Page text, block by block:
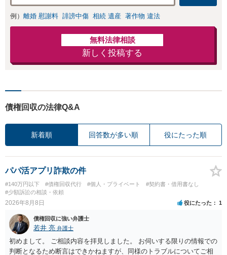
例） 離婚 慰謝料 誹謗中傷 相続 遺産 著作物 違法
無料法律相談
新しく投稿する
債権回収の法律Q&A
新着順 回答数が多い順 役にたった順
パパ活アプリ詐欺の件
#140万円以下 #債権回収代行 #個人・プライベート
#契約書・借用書なし
#少額訴訟の相談・依頼
2026年8月8日 役にたった 1
債権回収に強い弁護士
若井 亮 弁護士
初めまして。 ご相談内容を拝見しました。 お伺いする限りの情報での
判断となるため断言はできかねますが、同様のトラブルについてご相